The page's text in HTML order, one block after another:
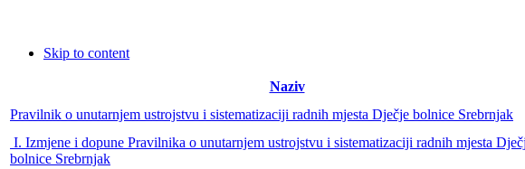
Skip to content
Naziv
Pravilnik o unutarnjem ustrojstvu i sistematizaciji radnih mjesta Dječje bolnice Srebrnjak
I. Izmjene i dopune Pravilnika o unutarnjem ustrojstvu i sistematizaciji radnih mjesta
bolnice Srebrnjak